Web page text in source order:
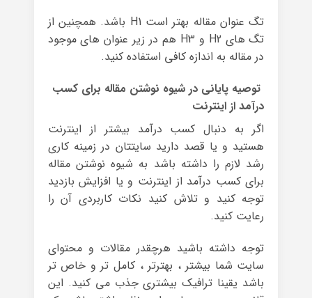
تگ عنوان مقاله بهتر است H1 باشد. همچنین از
تگ های H2 و H3 هم در زیر عنوان های موجود
در مقاله به اندازه کافی استفاده کنید.
توصیه پایانی در شیوه نوشتن مقاله برای کسب
درآمد از اینترنت
اگر به دنبال کسب درآمد بیشتر از اینترنت
هستید و یا قصد دارید سایتتان در زمینه کاری
رشد لازم را داشته باشد به شیوه نوشتن مقاله
برای کسب درآمد از اینترنت و یا افزایش بازدید
توجه کنید و تلاش کنید نکات کاربردی آن را
رعایت کنید.
توجه داشته باشید هرچقدر مقالات و محتوای
سایت شما بیشتر ، بهترتر ، کامل تر و خاص تر
باشد یقینا ترافیک بیشتری جذب می کنید. این